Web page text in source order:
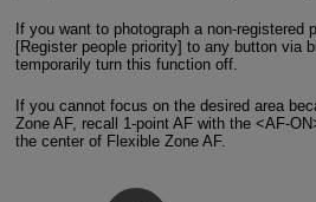
If you want to photograph a non-registered
[Register people priority] to any button via
temporarily turn this function off.
If you cannot focus on the desired area
Zone AF, recall 1-point AF with the <AF-
the center of Flexible Zone AF.